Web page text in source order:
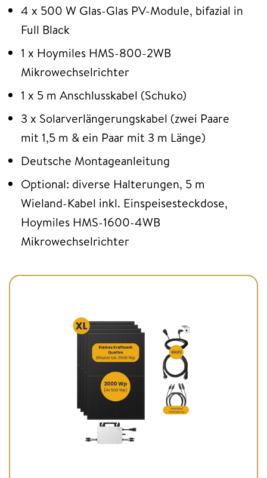
4 x 500 W Glas-Glas PV-Module, bifazial in
Full Black
1 x Hoymiles HMS-800-2WB
Mikrowechselrichter
1 x 5 m Anschlusskabel (Schuko)
3 x Solarverlängerungskabel (zwei Paare
mit 1,5 m & ein Paar mit 3 m Länge)
Deutsche Montageanleitung
Optional: diverse Halterungen, 5 m
Wieland-Kabel inkl. Einspeisesteckdose,
Hoymiles HMS-1600-4WB
Mikrowechselrichter